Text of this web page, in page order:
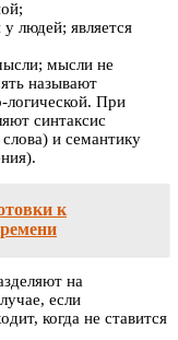
людей; является
мысли не
называют
логической. При
синтаксис
и семантику
к
на
если
когда не ставится